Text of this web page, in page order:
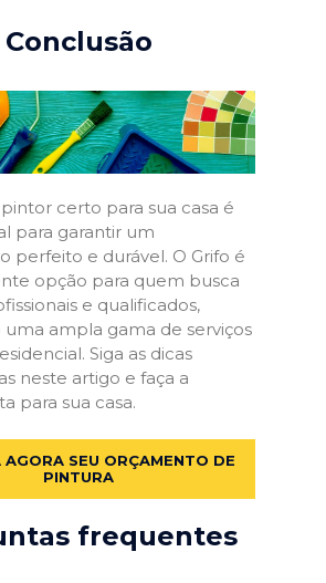
Conclusão
certo para sua casa é
para garantir um
perfeito e durável. O Grifo é
opção para quem busca
e qualificados,
ampla gama de serviços
Siga as dicas
neste artigo e faça a
para sua casa.
AGORA SEU ORÇAMENTO DE
PINTURA
frequentes